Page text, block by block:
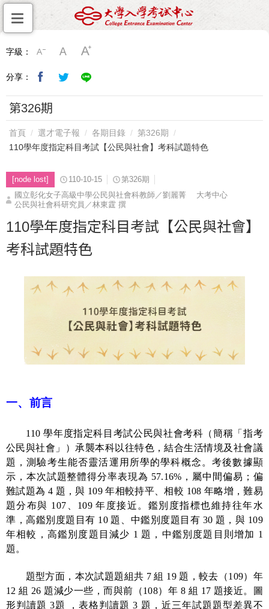
字級：
分享：
第326期
首頁 選才電子報 各期目錄
第326期
110學年度指定科目考試【公民與社會】考科試題特色
[node lost] 110-10-15
第326期
國立彰化女子高級中學公民與社會科教師／劉麗菁 大考中心
公民與社會科研究員／林東霆 撰
110學年度指定科目考試【公民與社會】
考科試題特色
一、前言
110學年度指定科目考試公民與社會考科（簡稱「指考
公民與社會」）承襲本科以往特色，結合生活情境及社會議
題，測驗考生能否靈活運用所學的學科概念。考後數據顯
示，本次試題整體得分率表現為 57.16% ，屬中間偏易；偏
難試題為 4 題，與 109年相較持平、相較 108 年略增，難易
題分布與 107 109年度接近。鑑別度指標也維持往年水
準，高鑑別度題目有 10 題、中鑑別度題目有 30 題，與 109
年相較，高鑑別度題目減少 1 題，中鑑別度題目則增加 1
題。
題型方面，本次試題題組共 7組 19 題，較去（109）年
12組 26 題減少一些，而與前（108）年 8 組 17 題接近。圖
形判讀題3題 ，表格判讀題3 題，近三年試題題型差異不